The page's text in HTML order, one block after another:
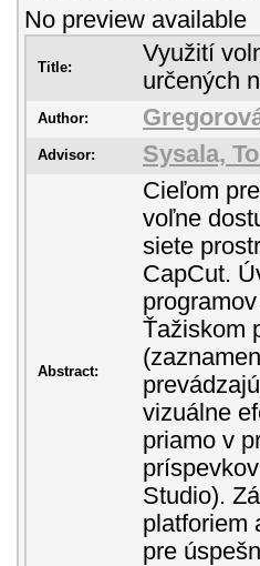
No preview available
Title:
Využití
určených
Author:
Advisor: Sysala,
Abstract:
Cieľom
voľne
siete
CapCut.
Ťažiskom
vizuálne
priamo v
Studio).
platforiem
pre